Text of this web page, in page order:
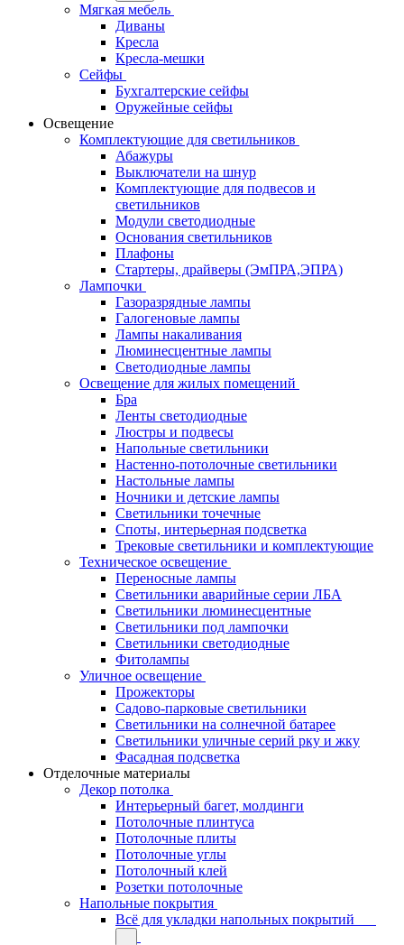
Мягкая мебель
Диваны
Кресла
Кресла-мешки
Сейфы
Бухгалтерские сейфы
Оружейные сейфы
Освещение
Комплектующие для светильников
Абажуры
Выключатели на шнур
Комплектующие для подвесов и
светильников
Модули светодиодные
Основания светильников
Плафоны
Стартеры, драйверы (ЭмПРА,ЭПРА)
Лампочки
Газоразрядные лампы
Галогеновые лампы
Лампы накаливания
Люминесцентные лампы
Светодиодные лампы
Освещение для жилых помещений
Бра
Ленты светодиодные
Люстры и подвесы
Напольные светильники
Настенно-потолочные светильники
Настольные лампы
Ночники и детские лампы
Светильники точечные
Споты, интерьерная подсветка
Трековые светильники и комплектующие
Техническое освещение
Переносные лампы
Светильники аварийные серии ЛБА
Светильники люминесцентные
Светильники под лампочки
Светильники светодиодные
Фитолампы
Уличное освещение
Прожекторы
Садово-парковые светильники
Светильники на солнечной батарее
Светильники уличные серий рку и жку
Фасадная подсветка
Отделочные материалы
Декор потолка
Интерьерный багет, молдинги
Потолочные плинтуса
Потолочные плиты
Потолочные углы
Потолочный клей
Розетки потолочные
Напольные покрытия
Всё для укладки напольных покрытий